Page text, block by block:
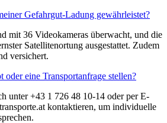
Gefahrgut-Ladung gewährleistet?
mit 36 Videokameras überwacht, und die
Satellitenortung ausgestattet. Zudem
versichert.
eine Transportanfrage stellen?
unter +43 1 726 48 10-14 oder per E-
kontaktieren, um individuelle